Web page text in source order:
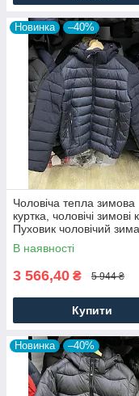
Новинка –40%
Чоловіча тепла зимова
куртка, чоловічі зимові
Пуховик чоловічий зима.
Чоловічий одяг
В наявності
3 566,40 ₴ 5 944 ₴
Купити
Новинка –40%